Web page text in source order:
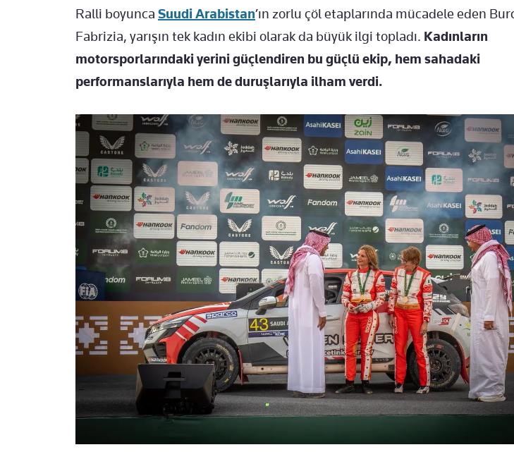
Ralli boyunca Suudi Arabistan’ın zorlu çöl etaplarında mücadele eden
Fabrizia, yarışın tek kadın ekibi olarak da büyük ilgi topladı. Kadınların
motorsporlarındaki yerini güçlendiren bu güçlü ekip, hem sahadaki
performanslarıyla hem de duruşlarıyla ilham verdi.